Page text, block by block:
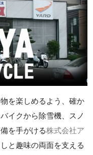
を楽しめるよう、確か
イクから除雪機、スノ
を手がける株式会社ア
と趣味の両面を支える